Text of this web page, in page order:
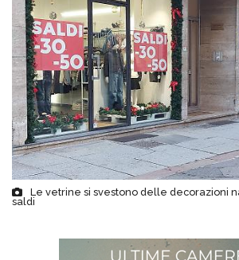
Le vetrine si svestono delle decorazioni
saldi